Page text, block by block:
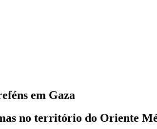
em Gaza
no território do Oriente